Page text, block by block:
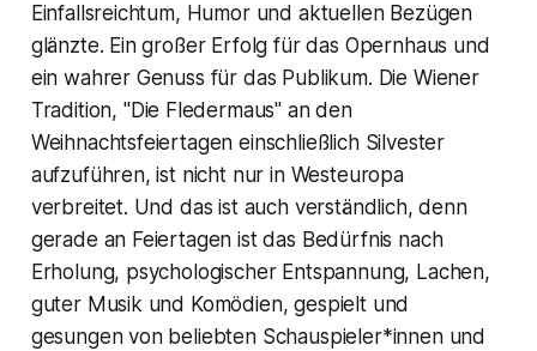
Einfallsreichtum, Humor und aktuellen Bezügen
glänzte. Ein großer Erfolg für das Opernhaus und
ein wahrer Genuss für das Publikum. Die Wiener
Tradition, "Die Fledermaus" an den
Weihnachtsfeiertagen einschließlich Silvester
aufzuführen, ist nicht nur in Westeuropa
verbreitet. Und das ist auch verständlich, denn
gerade an Feiertagen ist das Bedürfnis nach
Erholung, psychologischer Entspannung, Lachen,
guter Musik und Komödien, gespielt und
gesungen von beliebten Schauspieler*innen und